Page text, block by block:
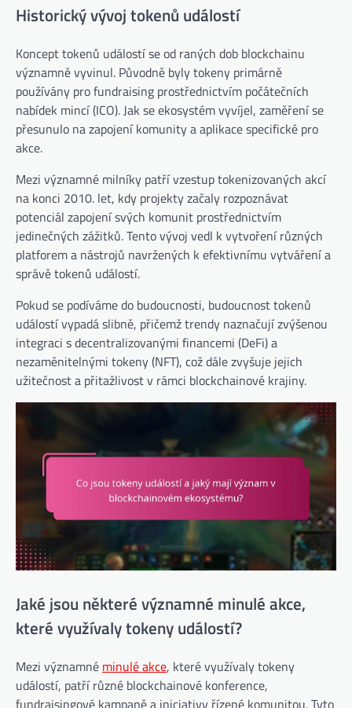
Historický vývoj tokenů událostí
Koncept tokenů událostí se od raných dob blockchainu
významně vyvinul. Původně byly tokeny primárně
používány pro fundraising prostřednictvím počátečních
nabídek mincí (ICO). Jak se ekosystém vyvíjel, zaměření se
přesunulo na zapojení komunity a aplikace specifické pro
akce.
Mezi významné milníky patří vzestup tokenizovaných akcí
na konci 2010. let, kdy projekty začaly rozpoznávat
potenciál zapojení svých komunit prostřednictvím
jedinečných zážitků. Tento vývoj vedl k vytvoření různých
platforem a nástrojů navržených k efektivnímu vytváření a
správě tokenů událostí.
Pokud se podíváme do budoucnosti, budoucnost tokenů
událostí vypadá slibně, přičemž trendy naznačují zvýšenou
integraci s decentralizovanými financemi (DeFi) a
nezaměnitelnými tokeny (NFT), což dále zvyšuje jejich
užitečnost a přitažlivost v rámci blockchainové krajiny.
Jaké jsou některé významné minulé akce,
které využívaly tokeny událostí?
Mezi významné minulé akce, které využívaly tokeny
událostí, patří různé blockchainové konference,
fundraisingové kampaně a iniciativy řízené komunitou. Tyto